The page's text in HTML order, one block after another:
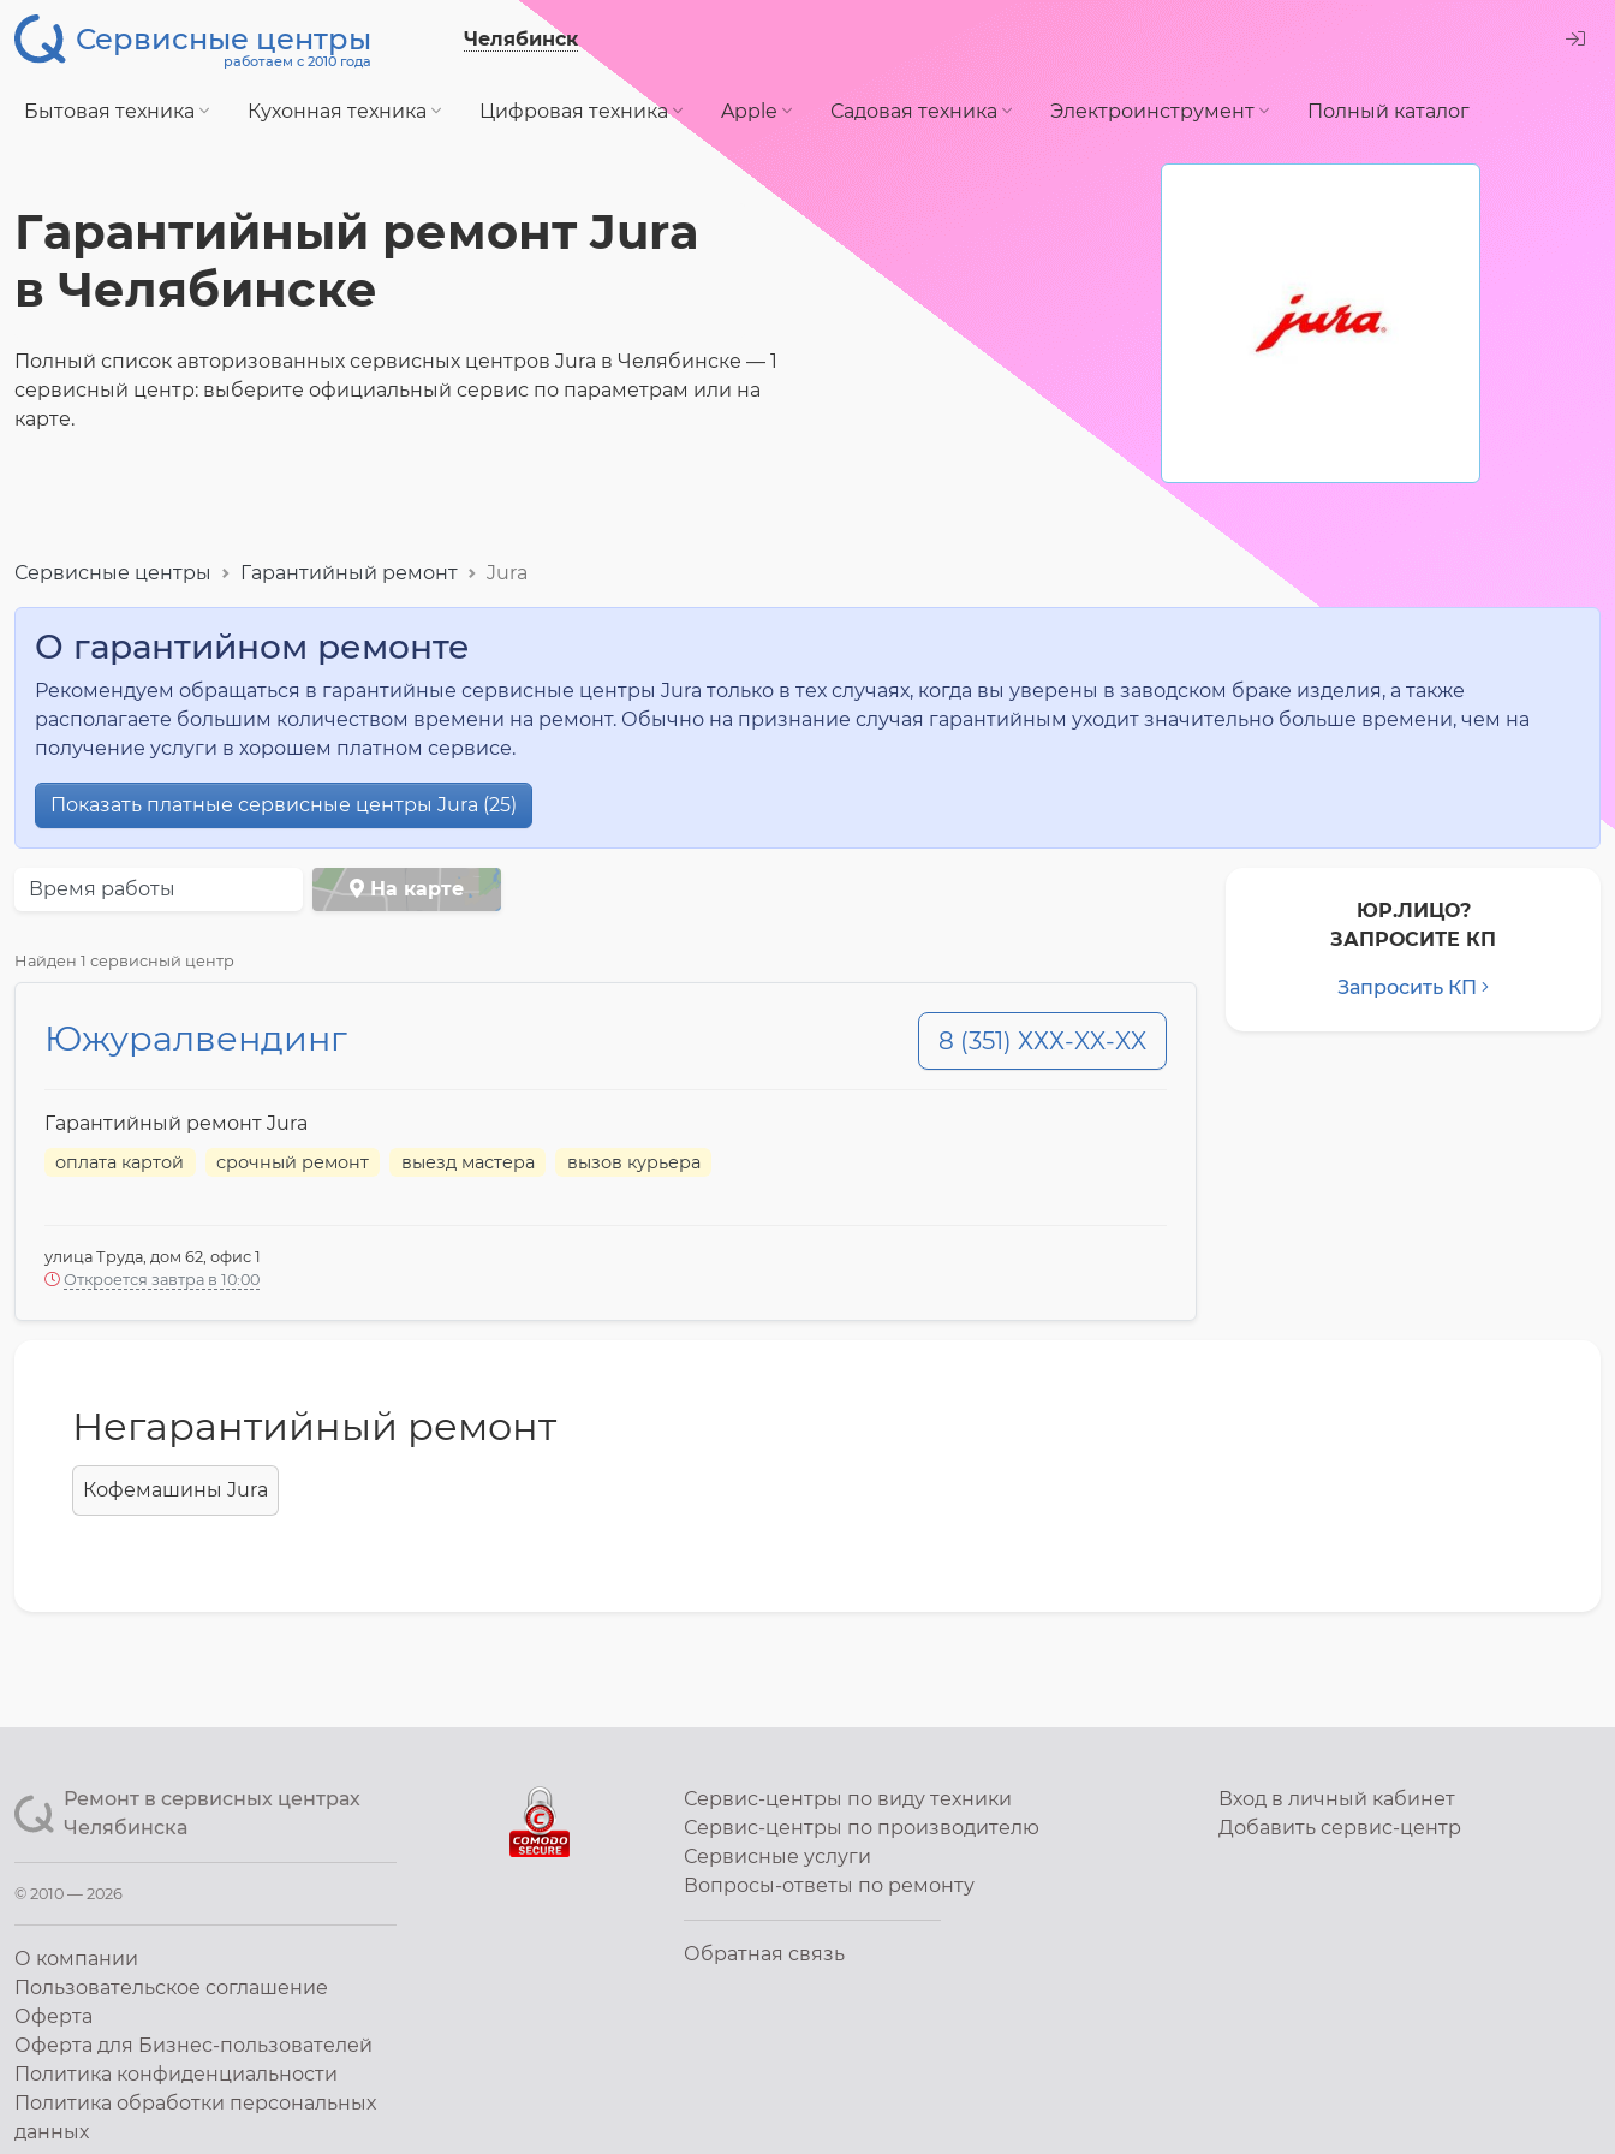
Сервисные центры
работаем с 2010 года
Челябинск
Бытовая техника Кухонная техника Цифровая техника Apple Садовая техника Электроинструмент Полный каталог
Гарантийный ремонт Jura
в Челябинске
Полный список авторизованных сервисных центров Jura в Челябинске — 1
сервисный центр: выберите официальный сервис по параметрам или на
карте.
Сервисные центры Гарантийный ремонт Jura
О гарантийном ремонте
Рекомендуем обращаться в гарантийные сервисные центры Jura только в тех случаях, когда вы уверены в заводском браке изделия, а также
располагаете большим количеством времени на ремонт. Обычно на признание случая гарантийным уходит значительно больше времени, чем на
получение услуги в хорошем платном сервисе.
Показать платные сервисные центры Jura (25)
Время работы На карте
Найден 1 сервисный центр
Южуралвендинг 8 (351) ХХХ-XX-XX
Гарантийный ремонт Jura
оплата картой срочный ремонт выезд мастера вызов курьера
улица Труда, дом 62, офис 1
Откроется завтра в 10:00
ЮР.ЛИЦО?
ЗАПРОСИТЕ КП
Запросить КП
Негарантийный ремонт
Кофемашины Jura
Ремонт в сервисных центрах
Челябинска
© 2010 — 2026
О компании
Пользовательское соглашение
Оферта
Оферта для Бизнес-пользователей
Политика конфиденциальности
Политика обработки персональных
данных
Сервис-центры по виду техники
Сервис-центры по производителю
Сервисные услуги
Вопросы-ответы по ремонту
Обратная связь
Вход в личный кабинет
Добавитьсервис-центр